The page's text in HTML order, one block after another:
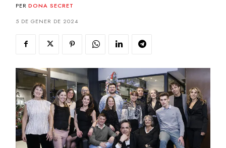
PER DONA SECRET
5 DE GENER DE 2024